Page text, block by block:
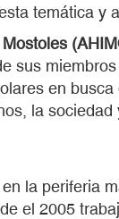
temática y
sus
en
la
la periferia
el 2005